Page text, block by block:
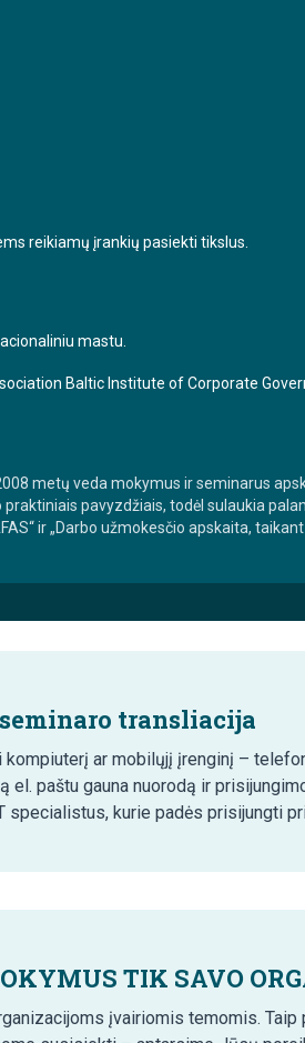
reikiamų įrankių pasiekti tikslus.
mastu.
Baltic Institute of Corporate
metų veda mokymus ir seminarus
pavyzdžiais, todėl sulaukia
ir „Darbo užmokesčio apskaita,
transliacija
kompiuterį ar mobilųjį įrenginį –
paštu gauna nuorodą ir
kurie padės prisijungti
TIK SAVO
įvairiomis temomis.